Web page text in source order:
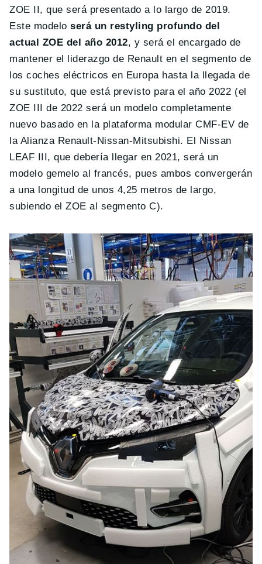
ZOE II, que será presentado a lo largo de 2019.
Este modeloserá un restyling profundo del
actual ZOE del año 2012, y será el encargado de
mantener el liderazgo de Renault en el segmento de
los coches eléctricos en Europa hasta la llegada de
su sustituto, que está previsto para el año 2022 (el
ZOE III de 2022 será un modelo completamente
nuevo basado en la plataforma modular CMF-EV de
la Alianza Renault-Nissan-Mitsubishi. El Nissan
LEAF III, que debería llegar en 2021, será un
modelo gemelo al francés, pues ambos convergerán
a una longitud de unos 4,25 metros de largo,
subiendo el ZOE al segmento C).